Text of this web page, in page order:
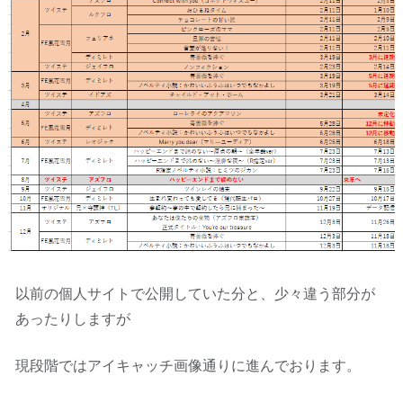
以前の個人サイトで公開していた分と、少々違う部分が
あったりしますが
現段階ではアイキャッチ画像通りに進んでおります。